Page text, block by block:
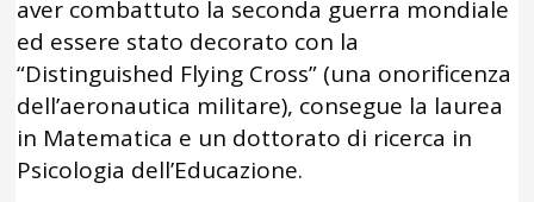
aver combattuto la seconda guerra mondiale
ed essere stato decorato con la
“Distinguished Flying Cross” (una onorificenza
dell’aeronautica militare), consegue la laurea
in Matematica e un dottorato di ricerca in
Psicologia dell’Educazione.